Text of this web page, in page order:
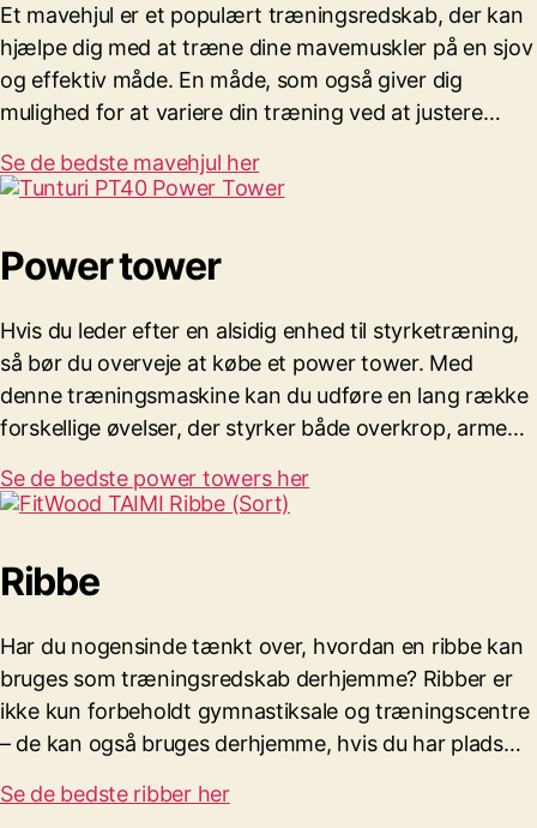
Et mavehjul er et populært træningsredskab, der kan
hjælpe dig med at træne dine mavemuskler på en sjov
og effektiv måde. En måde, som også giver dig
mulighed for at variere din træning ved at justere…
Se de bedste mavehjul her
Power tower
Hvis du leder efter en alsidig enhed til styrketræning,
så bør du overveje at købe et power tower. Med
denne træningsmaskine kan du udføre en lang række
forskellige øvelser, der styrker både overkrop, arme…
Se de bedste power towers her
Ribbe
Har du nogensinde tænkt over, hvordan en ribbe kan
bruges som træningsredskab derhjemme? Ribber er
ikke kun forbeholdt gymnastiksale og træningscentre
– de kan også bruges derhjemme, hvis du har plads…
Se de bedste ribber her